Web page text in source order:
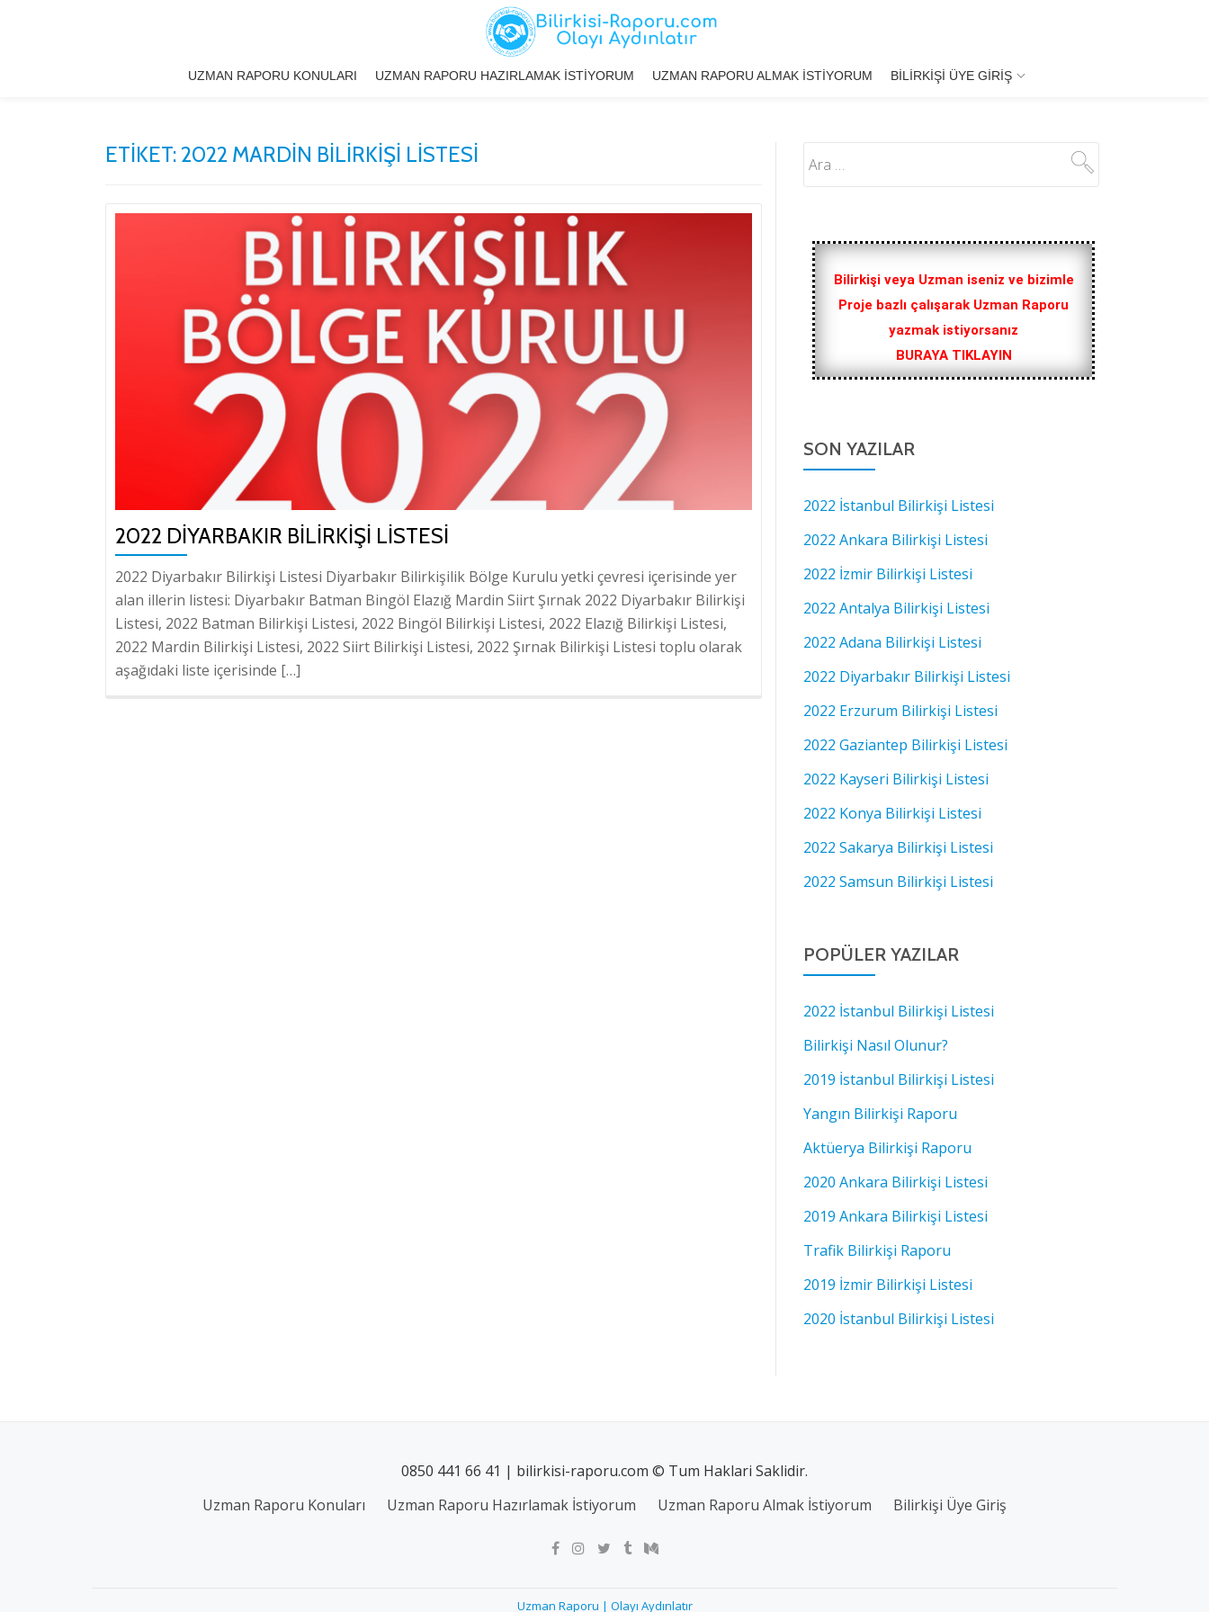
UZMAN RAPORU KONULARI UZMAN RAPORU HAZIRLAMAK İSTIYORUM UZMAN RAPORU ALMAK İSTIYORUM BILIRKIŞI ÜYE GIRIŞ
ETIKET: 2022 MARDIN BILIRKIŞI LISTESI
2022 DIYARBAKIR BILIRKIŞI LISTESI
2022 Diyarbakır Bilirkişi Listesi Diyarbakır Bilirkişilik Bölge Kurulu yetki çevresi içerisinde yer
alan illerin listesi: Diyarbakır Batman Bingöl Elazığ Mardin Siirt Şırnak 2022 Diyarbakır Bilirkişi
Listesi, 2022 Batman Bilirkişi Listesi, 2022 Bingöl Bilirkişi Listesi, 2022 Elazığ Bilirkişi Listesi,
2022 Mardin Bilirkişi Listesi, 2022 Siirt Bilirkişi Listesi, 2022 Şırnak Bilirkişi Listesi toplu olarak
aşağıdaki liste içerisinde […]
Bilirkişi veya Uzman iseniz ve bizimle
Proje bazlı çalışarak Uzman Raporu
yazmak istiyorsanız
BURAYA TIKLAYIN
SON YAZILAR
2022 İstanbul Bilirkişi Listesi
2022 Ankara Bilirkişi Listesi
2022 İzmir Bilirkişi Listesi
2022 Antalya Bilirkişi Listesi
2022 Adana Bilirkişi Listesi
2022 Diyarbakır Bilirkişi Listesi
2022 Erzurum Bilirkişi Listesi
2022 Gaziantep Bilirkişi Listesi
2022 Kayseri Bilirkişi Listesi
2022 Konya Bilirkişi Listesi
2022 Sakarya Bilirkişi Listesi
2022 Samsun Bilirkişi Listesi
POPÜLER YAZILAR
2022 İstanbul Bilirkişi Listesi
Bilirkişi Nasıl Olunur?
2019 İstanbul Bilirkişi Listesi
Yangın Bilirkişi Raporu
Aktüerya Bilirkişi Raporu
2020 Ankara Bilirkişi Listesi
2019 Ankara Bilirkişi Listesi
Trafik Bilirkişi Raporu
2019 İzmir Bilirkişi Listesi
2020 İstanbul Bilirkişi Listesi
0850 441 66 41 | bilirkisi-raporu.com © Tum Haklari Saklidir.
Uzman Raporu Konuları
Uzman Raporu Hazırlamak İstiyorum Uzman Raporu Almak İstiyorum Bilirkişi Üye Giriş
Uzman Raporu | Olayı Aydınlatır